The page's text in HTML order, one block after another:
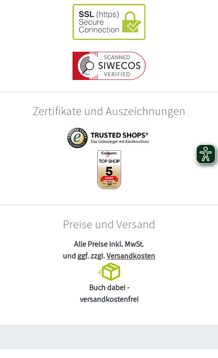
Zertifikate und Auszeichnungen
Preise und Versand
Alle Preise inkl. MwSt.
und ggf. zzgl.Versandkosten
Buch dabei -
versandkostenfrei